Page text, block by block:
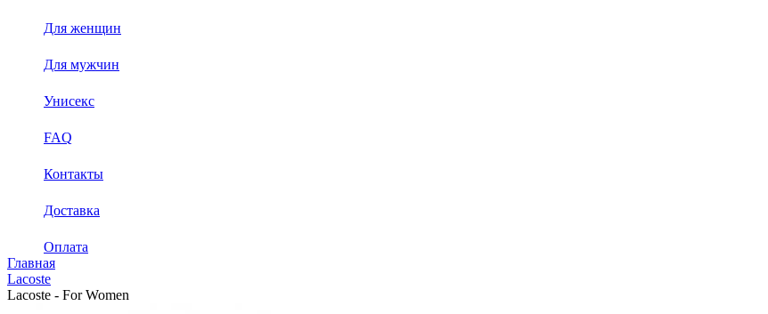
Для женщин
Для мужчин
Унисекс
FAQ
Контакты
Доставка
Оплата
Главная
Lacoste
Lacoste - For Women